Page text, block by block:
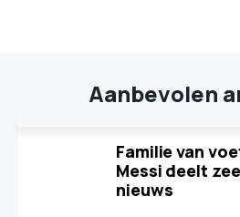
Aanbevolen
Familie van
Messi deelt
nieuws